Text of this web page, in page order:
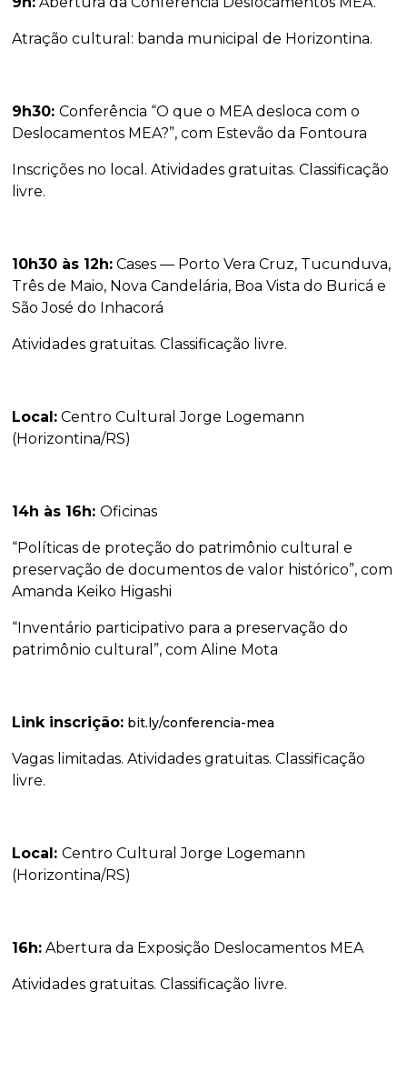
Atração cultural: banda municipal de Horizontina.
9h30:Conferência “O que o MEA desloca com o
Deslocamentos MEA?”, com Estevão da Fontoura
Inscrições no local. Atividades gratuitas. Classificação
livre.
10h30 às 12h: Cases — Porto Vera Cruz, Tucunduva,
Três de Maio, Nova Candelária, Boa Vista do Buricá e
São José do Inhacorá
Atividades gratuitas. Classificação livre.
Local: Centro Cultural Jorge Logemann
(Horizontina/RS)
14h às 16h:Oficinas
“Políticas de proteção do patrimônio cultural e
preservação de documentos de valor histórico”, com
Amanda Keiko Higashi
“Inventário participativo para a preservação do
patrimônio cultural”, com Aline Mota
Link inscrição: bit.ly/conferencia-mea
Vagas limitadas. Atividades gratuitas. Classificação
livre.
Local:Centro Cultural Jorge Logemann
(Horizontina/RS)
16h: Abertura da Exposição Deslocamentos MEA
Atividades gratuitas. Classificação livre.